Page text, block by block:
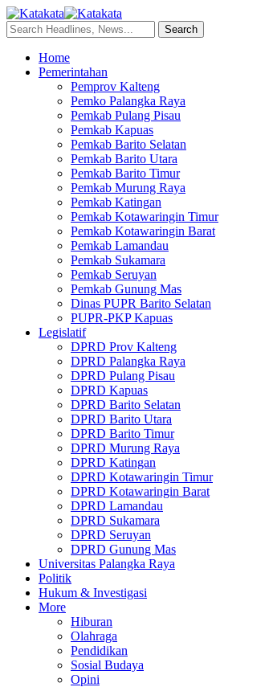
Home
Pemerintahan
Pemprov Kalteng
Pemko Palangka Raya
Pemkab Pulang Pisau
Pemkab Kapuas
Pemkab Barito Selatan
Pemkab Barito Utara
Pemkab Barito Timur
Pemkab Murung Raya
Pemkab Katingan
Pemkab Kotawaringin Timur
Pemkab Kotawaringin Barat
Pemkab Lamandau
Pemkab Sukamara
Pemkab Seruyan
Pemkab Gunung Mas
Dinas PUPR Barito Selatan
PUPR-PKP Kapuas
Legislatif
DPRD Prov Kalteng
DPRD Palangka Raya
DPRD Pulang Pisau
DPRD Kapuas
DPRD Barito Selatan
DPRD Barito Utara
DPRD Barito Timur
DPRD Murung Raya
DPRD Katingan
DPRD Kotawaringin Timur
DPRD Kotawaringin Barat
DPRD Lamandau
DPRD Sukamara
DPRD Seruyan
DPRD Gunung Mas
Universitas Palangka Raya
Politik
Hukum & Investigasi
More
Hiburan
Olahraga
Pendidikan
Sosial Budaya
Opini